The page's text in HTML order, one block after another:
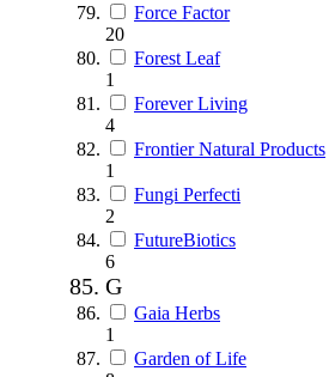
Force Factor
20
Forest Leaf
1
Forever Living
4
Frontier Natural Products
1
Fungi Perfecti
2
FutureBiotics
6
G
Gaia Herbs
1
Garden of Life